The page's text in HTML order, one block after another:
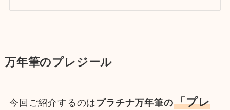
万年筆のプレジール
今回ご紹介するのはプラチナ万年筆の「プレ